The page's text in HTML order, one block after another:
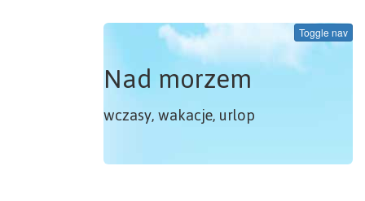
Toggle nav
Nad morzem
wczasy, wakacje, urlop